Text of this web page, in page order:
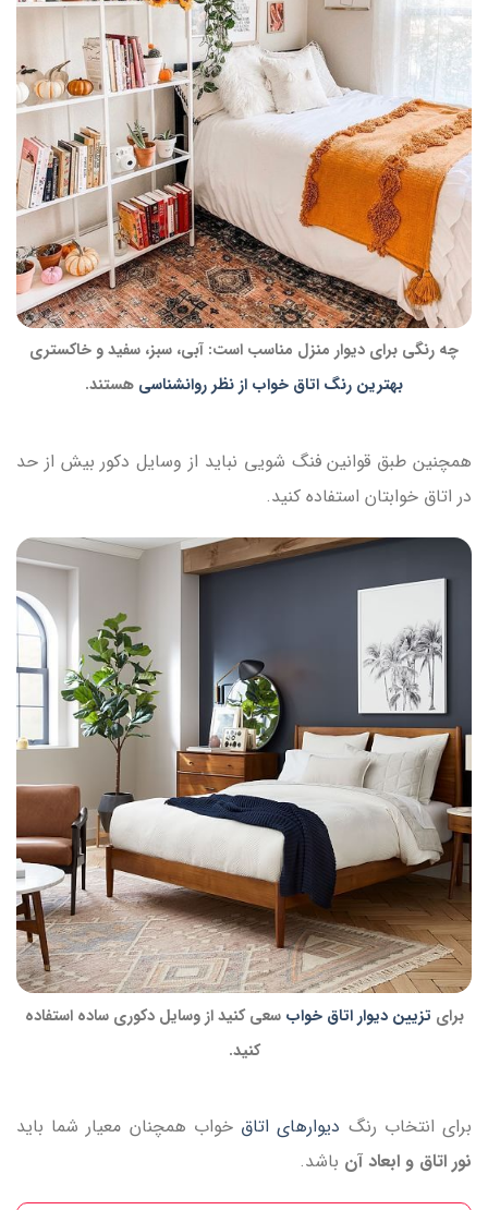
چه رنگی برای دیوار منزل مناسب است: آبی، سبز، سفید و خاکستری
بهترین رنگ اتاق خواب از نظر روانشناسی هستند.
همچنین طبق قوانین فنگ شویی نباید از وسایل دکور بیش از حد
در اتاق خوابتان استفاده کنید.
برای تزیین دیوار اتاق خواب سعی کنید از وسایل دکوری ساده استفاده
کنید.
برای انتخاب رنگ دیوار‌های اتاق خواب همچنان معیار شما باید
نور اتاق و ابعاد آن باشد.